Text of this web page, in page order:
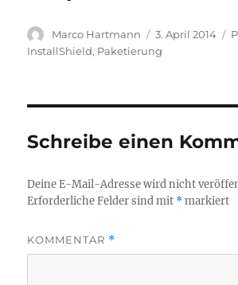
Autor
Marco Hartmann
Veröffentlicht
am
3. April 2014
InstallShield, Paketierung
Schreibe einen
Deine E-Mail-Adresse wird nicht
Erforderliche Felder sind mit *markiert
KOMMENTAR *